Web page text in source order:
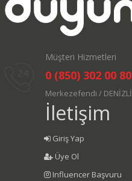
Müşteri Hizmetleri
0 (850) 302 00 80
Merkezefendi / DENİZLİ
İletişim
Giriş Yap
Üye Ol
Influencer Başvuru